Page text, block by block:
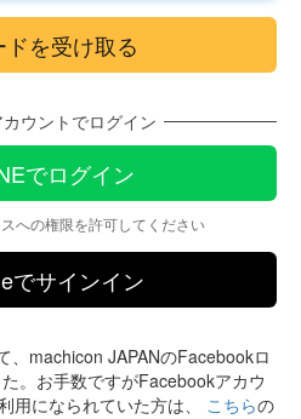
ウントでログイン
でログイン
への権限を許可してください
でサインイン
、machicon JAPANのFacebookロ
。お手数ですがFacebookアカウ
用になられていた方は、 こちらの